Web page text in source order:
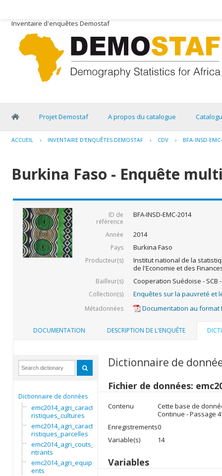
Inventaire d'enquêtes Demostaf
Projet Demostaf A propos du catalogue
ACCUEIL › INVENTAIRE D'ENQUÊTES DEMOSTAF › CDV › BFA-INSD-
Burkina Faso - Enquête
ID de
référence
BFA-INSD-EMC-2014
Année 2014
Pays Burkina Faso
Producteur(s)
Institut national de la
de l'Economie et des
Bailleur(s) Cooperation Suédoise - SCB
Collection(s) Enquêtes sur la pauvreté et
Métadonnées Documentation au format
DOCUMENTATION DESCRIPTION DE L'ENQUÊTE
Dictionnaire de données
emc2014_agri_caracte
ristiques_cultures
emc2014_agri_caracte
ristiques_parcelles
emc2014_agri_couts_i
ntrants
emc2014_agri_equipem
ents
Dictionnaire de
Fichier de données:
Contenu
Cette base de
Continue - Passage
Enregistrements0
Variable(s)
14
Variables